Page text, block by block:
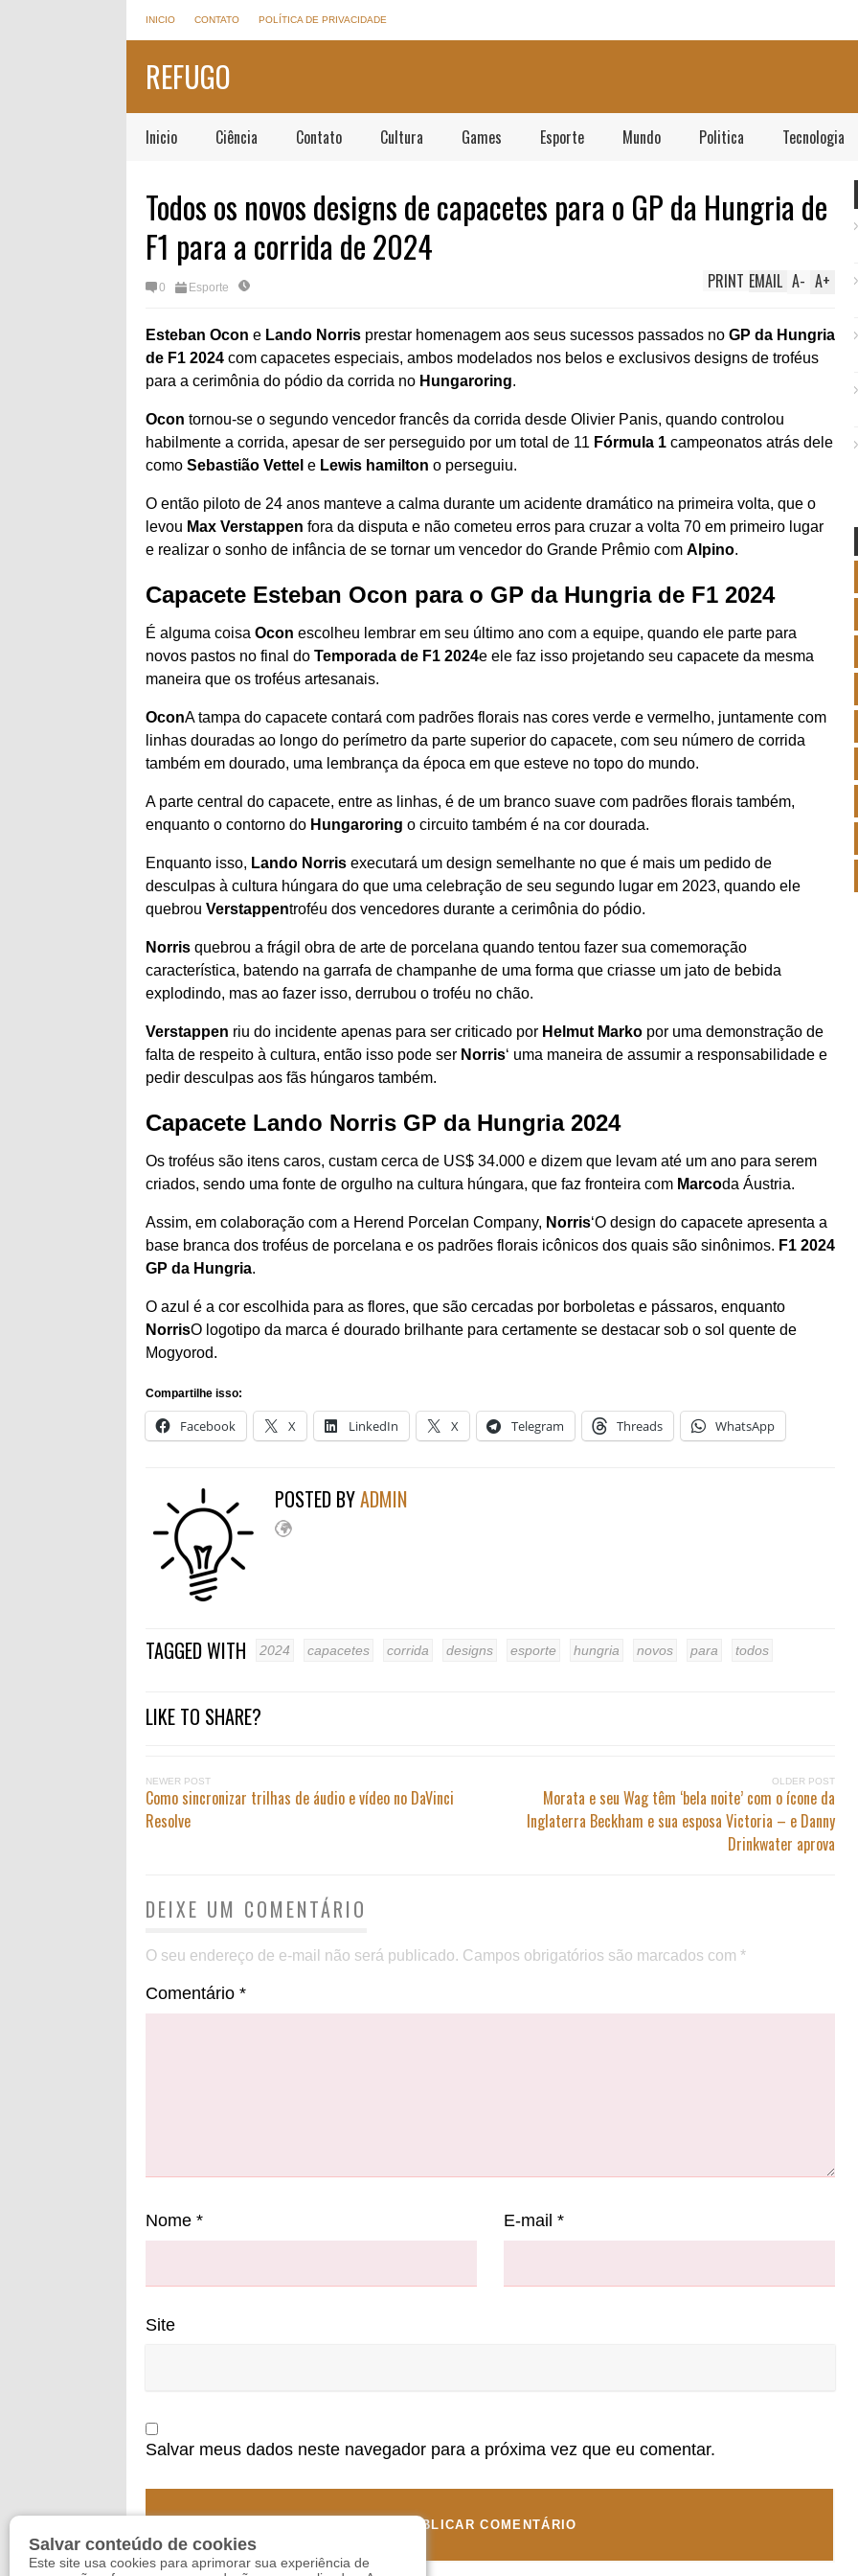
INICIO CONTATO POLÍTICA DE PRIVACIDADE
REFUGO
Inicio Ciência Contato Cultura Games Esporte Mundo Politica Tecnologia
Todos os novos designs de capacetes para o GP da Hungria de
F1 para a corrida de 2024
0 Esporte A+
A-
EMAIL
PRINT
Esteban Ocon e Lando Norris prestar homenagem aos seus sucessos passados ​​no GP da Hungria
de F1 2024 com capacetes especiais, ambos modelados nos belos e exclusivos designs de troféus
para a cerimônia do pódio da corrida no Hungaroring.
Ocon tornou-se o segundo vencedor francês da corrida desde Olivier Panis, quando controlou
habilmente a corrida, apesar de ser perseguido por um total de 11 Fórmula 1 campeonatos atrás dele
como Sebastião Vettel e Lewis hamilton o perseguiu.
O então piloto de 24 anos manteve a calma durante um acidente dramático na primeira volta, que o
levou Max Verstappen fora da disputa e não cometeu erros para cruzar a volta 70 em primeiro lugar
e realizar o sonho de infância de se tornar um vencedor do Grande Prêmio com Alpino.
Capacete Esteban Ocon para o GP da Hungria de F1 2024
É alguma coisa Ocon escolheu lembrar em seu último ano com a equipe, quando ele parte para
novos pastos no final do Temporada de F1 2024e ele faz isso projetando seu capacete da mesma
maneira que os troféus artesanais.
OconA tampa do capacete contará com padrões florais nas cores verde e vermelho, juntamente com
linhas douradas ao longo do perímetro da parte superior do capacete, com seu número de corrida
também em dourado, uma lembrança da época em que esteve no topo do mundo.
A parte central do capacete, entre as linhas, é de um branco suave com padrões florais também,
enquanto o contorno do Hungaroring o circuito também é na cor dourada.
Enquanto isso, Lando Norris executará um design semelhante no que é mais um pedido de
desculpas à cultura húngara do que uma celebração de seu segundo lugar em 2023, quando ele
quebrou Verstappentroféu dos vencedores durante a cerimônia do pódio.
Norris quebrou a frágil obra de arte de porcelana quando tentou fazer sua comemoração
característica, batendo na garrafa de champanhe de uma forma que criasse um jato de bebida
explodindo, mas ao fazer isso, derrubou o troféu no chão.
Verstappen riu do incidente apenas para ser criticado por Helmut Marko por uma demonstração de
falta de respeito à cultura, então isso pode ser Norris‘ uma maneira de assumir a responsabilidade e
pedir desculpas aos fãs húngaros também.
Capacete Lando Norris GP da Hungria 2024
Os troféus são itens caros, custam cerca de US$ 34.000 e dizem que levam até um ano para serem
criados, sendo uma fonte de orgulho na cultura húngara, que faz fronteira com Marcoda Áustria.
Assim, em colaboração com a Herend Porcelan Company, Norris‘O design do capacete apresenta a
base branca dos troféus de porcelana e os padrões florais icônicos dos quais são sinônimos. F1 2024
GP da Hungria.
O azul é a cor escolhida para as flores, que são cercadas por borboletas e pássaros, enquanto
NorrisO logotipo da marca é dourado brilhante para certamente se destacar sob o sol quente de
Mogyorod.
Compartilhe isso:
Facebook X LinkedIn X Telegram Threads WhatsApp
POSTED BYADMIN
TAGGED WITH 2024 capacetes corrida designs esporte hungria novos para todos
LIKE TO SHARE?
NEWER POST
Como sincronizar trilhas de áudio e vídeo no DaVinci
Resolve
OLDER POST
Morata e seu Wag têm ‘bela noite’ com o ícone da
Inglaterra Beckham e sua esposa Victoria – e Danny
Drinkwater aprova
DEIXE UM COMENTÁRIO
O seu endereço de e-mail não será publicado. Campos obrigatórios são marcados com *
Comentário *
Nome * E-mail*
Site
Salvar meus dados neste navegador para a próxima vez que eu comentar.
Salvar conteúdo de cookies
Este site usa cookies para aprimorar sua experiência de